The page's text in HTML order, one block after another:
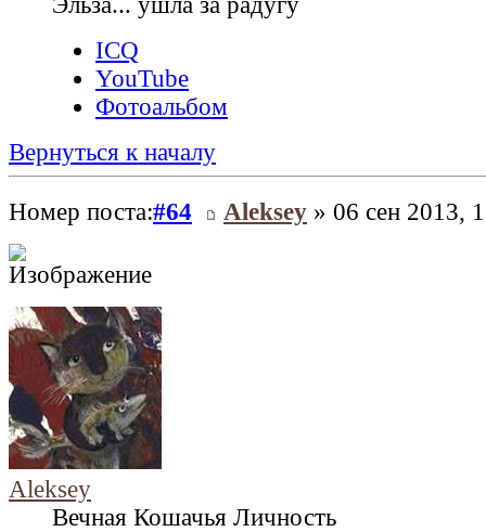
ICQ
YouTube
Фотоальбом
Вернуться к началу
Номер поста:#64 Aleksey » 06 сен 2013,
Aleksey
Вечная Кошачья Личность